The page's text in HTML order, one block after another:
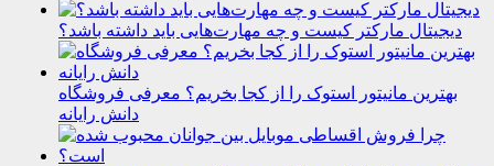
دیجیتال مارکتر کیست و چه مهارت‌هایی باید داشته باشد؟
بهترین مانیتور استوک را از کجا بخریم؟ معرفی فروشگاه
دانش رایانه